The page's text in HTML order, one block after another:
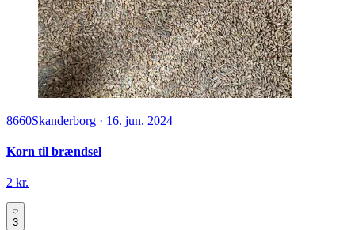
8660Skanderborg · 16. jun. 2024
Korn til brændsel
2 kr.
3